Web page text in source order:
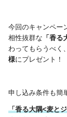
今回のキャンペー
相性抜群な 「香
わってもらうべく、
様にプレゼント！
申し込み条件も簡
「香る大隅<麦と